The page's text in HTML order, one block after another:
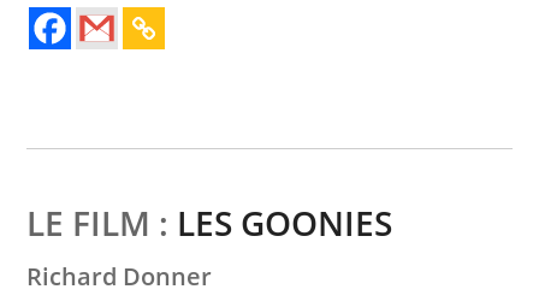
LE FILM : LES GOONIES
Richard Donner